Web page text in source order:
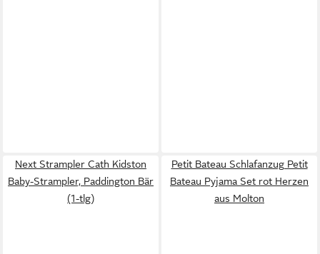
Next Strampler Cath Kidston
Baby-Strampler, Paddington Bär
(1-tlg)
Petit Bateau Schlafanzug Petit
Bateau Pyjama Set rot Herzen
aus Molton